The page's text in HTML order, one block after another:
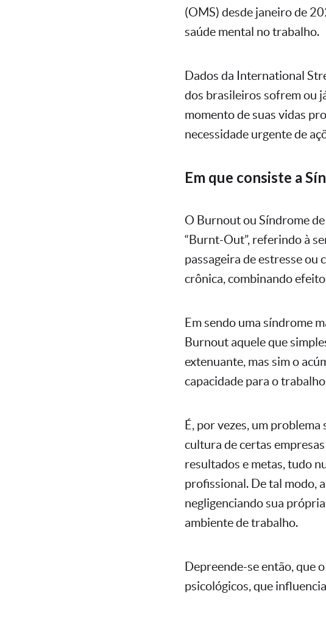
(OMS) desde janeiro de
saúde mental no trabalho.
Dados da International
dos brasileiros sofrem ou
momento de suas vidas
necessidade urgente de
Em que consiste a
O Burnout ou Síndrome
“Burnt-Out”, referindo à
passageira de estresse ou
crônica, combinando
Em sendo uma síndrome
Burnout aquele que
extenuante, mas sim o
capacidade para o
É, por vezes, um
cultura de certas
resultados e metas, tudo
profissional. De tal modo,
negligenciando sua
ambiente de trabalho.
Depreende-se então, que
psicológicos, que